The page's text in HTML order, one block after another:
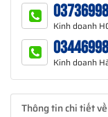
Kinh doanh
Kinh doanh
Thông tin chi tiết